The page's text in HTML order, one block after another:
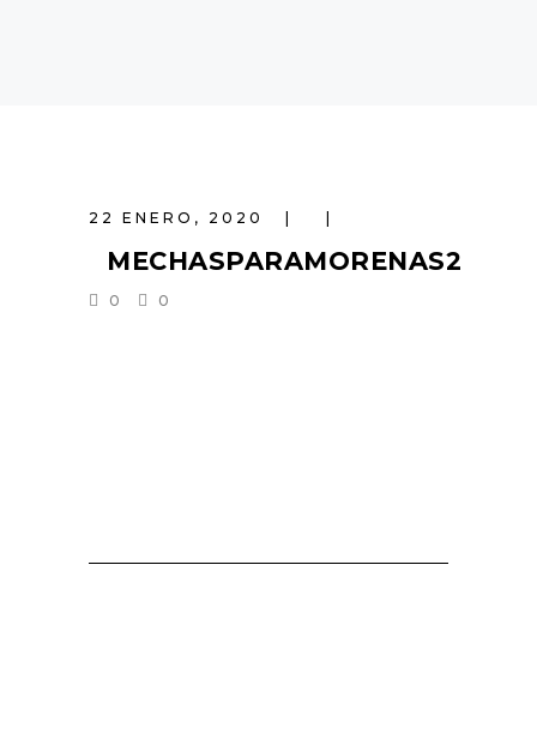
22 ENERO, 2020
MECHASPARAMORENAS2
0 0